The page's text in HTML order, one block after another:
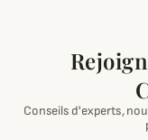
Conseils d'experts,